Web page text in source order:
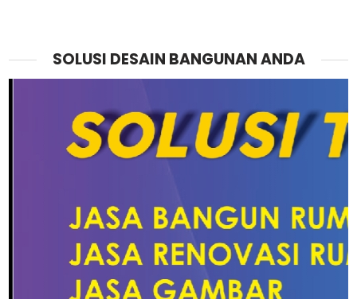
SOLUSI DESAIN BANGUNAN ANDA